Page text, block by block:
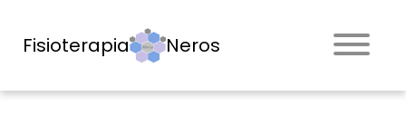
Fisioterapia Neros